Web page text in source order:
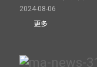
2024-08-06
更多